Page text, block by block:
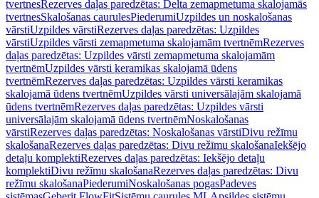
tvertnesRezerves daļas paredzētas: Delta zemapmetuma skalojamās
tvertnesSkalošanas caurulesPiederumiUzpildes un noskalošanas
vārstiUzpildes vārstiRezerves daļas paredzētas: Uzpildes
vārstiUzpildes vārsti zemapmetuma skalojamām tvertnēmRezerves
daļas paredzētas: Uzpildes vārsti zemapmetuma skalojamām
tvertnēmUzpildes vārsti keramikas skalojamā ūdens
tvertnēmRezerves daļas paredzētas: Uzpildes vārsti keramikas
skalojamā ūdens tvertnēmUzpildes vārsti universālajām skalojamā
ūdens tvertnēmRezerves daļas paredzētas: Uzpildes vārsti
universālajām skalojamā ūdens tvertnēmNoskalošanas
vārstiRezerves daļas paredzētas: Noskalošanas vārstiDivu režīmu
skalošanaRezerves daļas paredzētas: Divu režīmu skalošanaIekšējo
detaļu komplektiRezerves daļas paredzētas: Iekšējo detaļu
komplektiDivu režīmu skalošanaRezerves daļas paredzētas: Divu
režīmu skalošanaPiederumiNoskalošanas pogasPadeves